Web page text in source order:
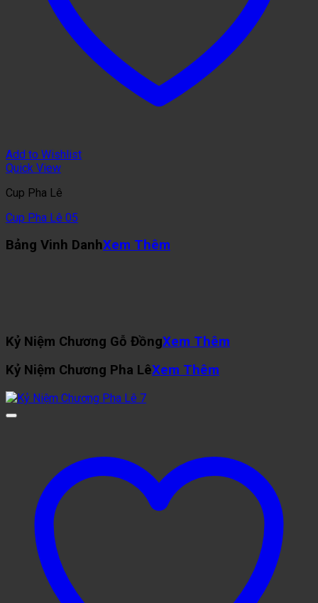
Add to Wishlist
Quick View
Cup Pha Lê
Cup Pha Lê 05
Bảng Vinh DanhXem Thêm
Kỷ Niệm Chương Gỗ ĐồngXem Thêm
Kỷ Niệm Chương Pha LêXem Thêm